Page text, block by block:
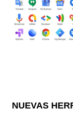
NUEVAS